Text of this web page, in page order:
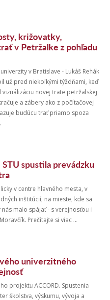
križovatky,
v Petržalke z pohľadu
v Bratislave - Lukáš Rehák
už pred niekoľkými týždňami, keď
novej trate petržalskej
a zábery ako z počítačovej
budúcu trať priamo spoza
spustila prevádzku
v centre hlavného mesta, v
inštitúcií, na mieste, kde sa
malo spájať - s verejnosťou i
Prečítajte si viac ...
univerzitného
projektu ACCORD. Spustenia
školstva, výskumu, vývoja a